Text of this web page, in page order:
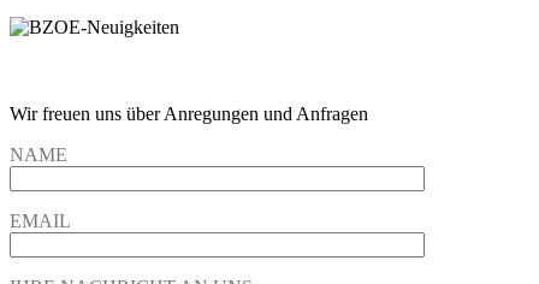
Wir freuen uns über Anregungen und Anfragen
NAME
EMAIL